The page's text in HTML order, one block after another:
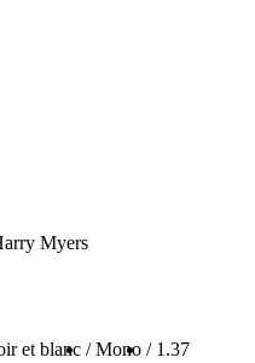
Myers
et blanc / Mono / 1.37